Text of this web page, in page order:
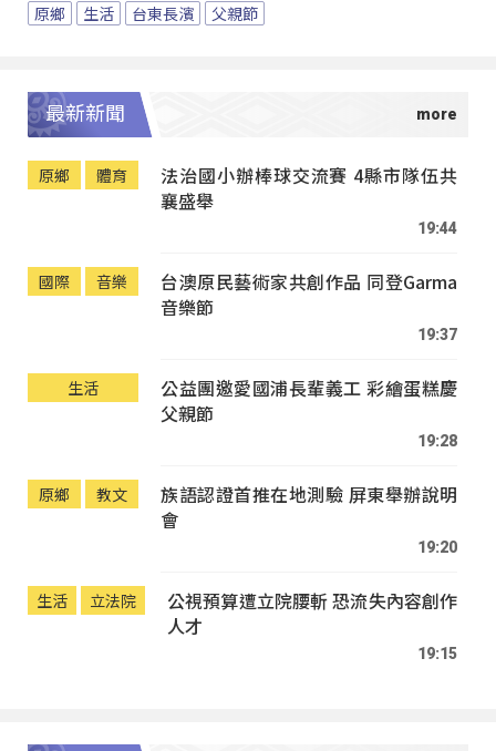
原鄉 生活 台東長濱 父親節
最新新聞
原鄉 體育
法治國小辦棒球交流賽 4縣市隊伍共
襄盛舉
19:44
國際 音樂
台澳原民藝術家共創作品 同登Garma
音樂節
19:37
生活
公益團邀愛國浦長輩義工 彩繪蛋糕慶
父親節
19:28
原鄉 教文
族語認證首推在地測驗 屏東舉辦說明
會
19:20
生活 立法院
公視預算遭立院腰斬 恐流失內容創作
人才
19:15